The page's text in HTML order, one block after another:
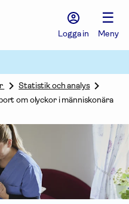
Logga in
☰
Meny
Statistik och analys
om olyckor i människonära